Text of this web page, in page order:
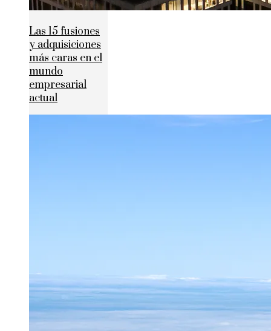
Las 15 fusiones
y adquisiciones
más caras en el
mundo
empresarial
actual